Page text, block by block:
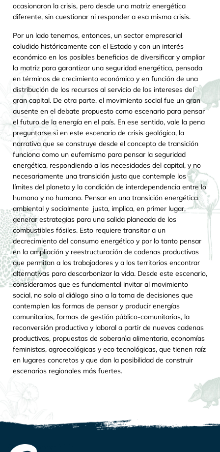
ocasionaron la crisis, pero desde una matriz energética
diferente, sin cuestionar ni responder a esa misma crisis.
Por un lado tenemos, entonces, un sector empresarial
coludido históricamente con el Estado y con un interés
económico en los posibles beneficios de diversificar y ampliar
la matriz para garantizar una seguridad energética, pensada
en términos de crecimiento económico y en función de una
distribución de los recursos al servicio de los intereses del
gran capital. De otra parte, el movimiento social fue un gran
ausente en el debate propuesto como escenario para pensar
el futuro de la energía en el país. En ese sentido, vale la pena
preguntarse si en este escenario de crisis geológica, la
narrativa que se construye desde el concepto de transición
funciona como un eufemismo para pensar la seguridad
energética, respondiendo a las necesidades del capital, y no
necesariamente una transición justa que contemple los
límites del planeta y la condición de interdependencia entre lo
humano y no humano. Pensar en una transición energética
ambiental y socialmente justa, implica, en primer lugar,
generar estrategias para una salida planeada de los
combustibles fósiles. Esto requiere transitar a un
decrecimiento del consumo energético y por lo tanto pensar
en la ampliación y reestructuración de cadenas productivas
que permitan a los trabajadores y a los territorios encontrar
alternativas para descarbonizar la vida. Desde este escenario,
consideramos que es fundamental invitar al movimiento
social, no solo al diálogo sino a la toma de decisiones que
contemplen las formas de pensar y producir energías
comunitarias, formas de gestión público-comunitarias, la
reconversión productiva y laboral a partir de nuevas cadenas
productivas, propuestas de soberanìa alimentaria, economías
feministas, agroecológicas y eco tecnológicas, que tienen raíz
en lugares concretos y que dan la posibilidad de construir
escenarios regionales más fuertes.